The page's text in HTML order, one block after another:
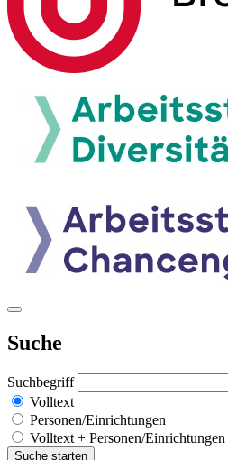
Suche
Suchbegriff
Volltext
Personen/Einrichtungen
Volltext + Personen/Einrichtungen